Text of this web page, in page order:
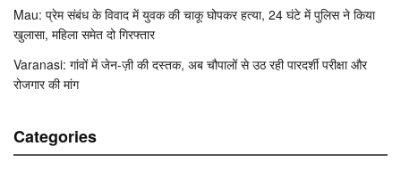
Mau: प्रेम संबंध के विवाद में युवक की चाकू घोपकर हत्या, 24 घंटे में पुलिस ने किया
खुलासा, महिला समेत दो गिरफ्तार
Varanasi: गांवों में जेन-ज़ी की दस्तक, अब चौपालों से उठ रही पारदर्शी परीक्षा और
रोजगार की मांग
Categories